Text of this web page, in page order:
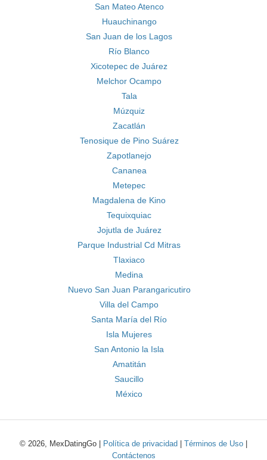
San Mateo Atenco
Huauchinango
San Juan de los Lagos
Río Blanco
Xicotepec de Juárez
Melchor Ocampo
Tala
Múzquiz
Zacatlán
Tenosique de Pino Suárez
Zapotlanejo
Cananea
Metepec
Magdalena de Kino
Tequixquiac
Jojutla de Juárez
Parque Industrial Cd Mitras
Tlaxiaco
Medina
Nuevo San Juan Parangaricutiro
Villa del Campo
Santa María del Río
Isla Mujeres
San Antonio la Isla
Amatitán
Saucillo
México
© 2026, MexDatingGo | Política de privacidad Términos de Uso
Contáctenos